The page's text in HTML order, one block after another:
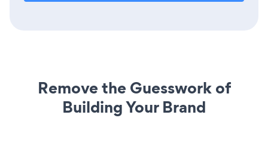
Remove the Guesswork of
Building Your Brand